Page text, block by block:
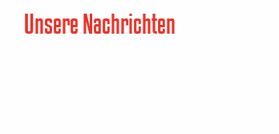
Unsere Nachrichten